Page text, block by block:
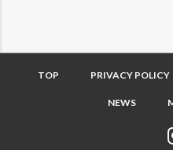
TOP PRIVACY POLICY
NEWS